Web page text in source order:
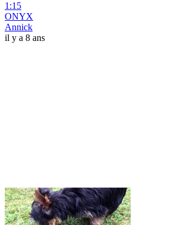
1:15
ONYX
Annick
il y a 8 ans